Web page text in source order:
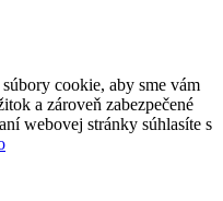
cookie, aby sme vám
a zároveň zabezpečené
webovej stránky súhlasíte s